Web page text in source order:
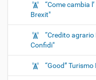
“Come cambia
Brexit"
“Credito
Confidi"
“Good”